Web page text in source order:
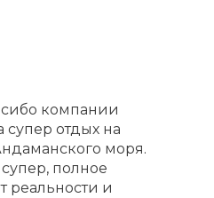
компании
супер отдых на
моря.
полное
реальности и